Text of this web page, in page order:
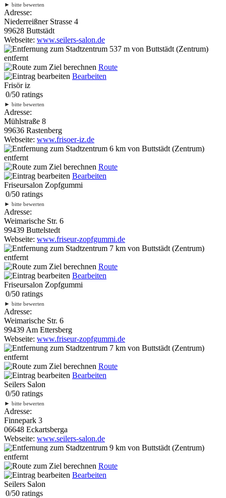
► bitte bewerten
Adresse:
Niederreißner Strasse 4
99628 Buttstädt
Webseite: www.seilers-salon.de
537 m von Buttstädt (Zentrum)
entfernt
Route
Bearbeiten
Frisör iz
0/50 ratings
► bitte bewerten
Adresse:
Mühlstraße 8
99636 Rastenberg
Webseite: www.frisoer-iz.de
6 km von Buttstädt (Zentrum)
entfernt
Route
Bearbeiten
Friseursalon Zopfgummi
0/50 ratings
► bitte bewerten
Adresse:
Weimarische Str. 6
99439 Buttelstedt
Webseite: www.friseur-zopfgummi.de
7 km von Buttstädt (Zentrum)
entfernt
Route
Bearbeiten
Friseursalon Zopfgummi
0/50 ratings
► bitte bewerten
Adresse:
Weimarische Str. 6
99439 Am Ettersberg
Webseite: www.friseur-zopfgummi.de
7 km von Buttstädt (Zentrum)
entfernt
Route
Bearbeiten
Seilers Salon
0/50 ratings
► bitte bewerten
Adresse:
Finnepark 3
06648 Eckartsberga
Webseite: www.seilers-salon.de
9 km von Buttstädt (Zentrum)
entfernt
Route
Bearbeiten
Seilers Salon
0/50 ratings